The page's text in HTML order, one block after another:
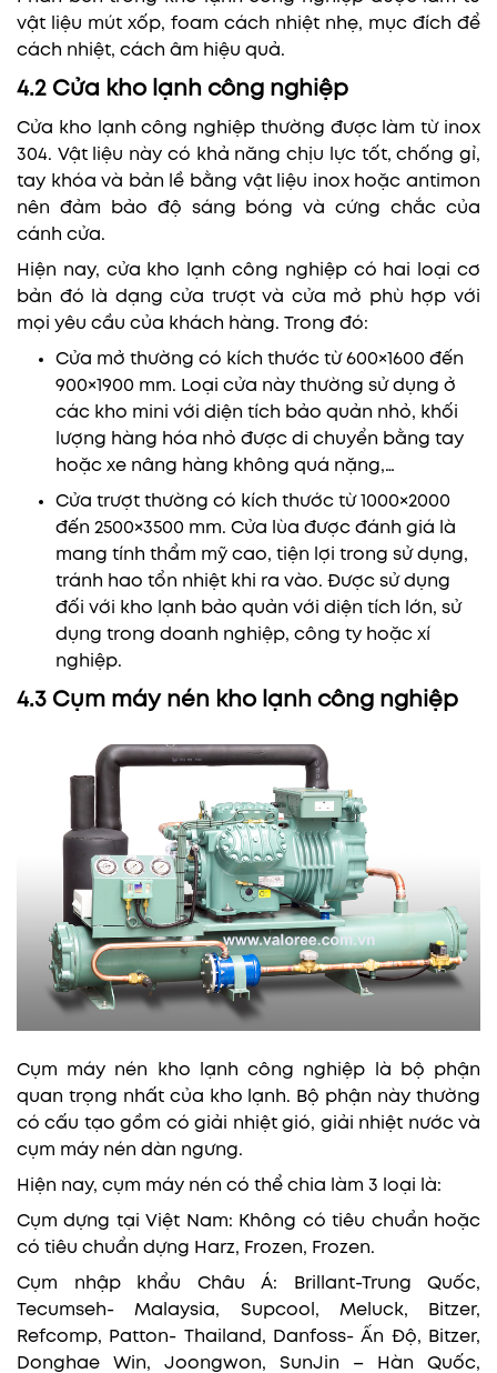
vật liệu mút xốp, foam cách nhiệt nhẹ, mục đích để
cách nhiệt, cách âm hiệu quả.
4.2 Cửa kho lạnh công nghiệp
Cửa kho lạnh công nghiệp thường được làm từ inox
304. Vật liệu này có khả năng chịu lực tốt, chống gỉ,
tay khóa và bản lề bằng vật liệu inox hoặc antimon
nên đảm bảo độ sáng bóng và cứng chắc của
cánh cửa.
Hiện nay, cửa kho lạnh công nghiệp có hai loại cơ
bản đó là dạng cửa trượt và cửa mở phù hợp với
mọi yêu cầu của khách hàng. Trong đó:
Cửa mở thường có kích thước từ 600×1600 đến
900×1900 mm. Loại cửa này thường sử dụng ở
các kho mini với diện tích bảo quản nhỏ, khối
lượng hàng hóa nhỏ được di chuyển bằng tay
hoặc xe nâng hàng không quá nặng,…
Cửa trượt thường có kích thước từ 1000×2000
đến 2500×3500 mm. Cửa lùa được đánh giá là
mang tính thẩm mỹ cao, tiện lợi trong sử dụng,
tránh hao tổn nhiệt khi ra vào. Được sử dụng
đối với kho lạnh bảo quản với diện tích lớn, sử
dụng trong doanh nghiệp, công ty hoặc xí
nghiệp.
4.3 Cụm máy nén kho lạnh công nghiệp
Cụm máy nén kho lạnh công nghiệp là bộ phận
quan trọng nhất của kho lạnh. Bộ phận này thường
có cấu tạo gồm có giải nhiệt gió, giải nhiệt nước và
cụm máy nén dàn ngưng.
Hiện nay, cụm máy nén có thể chia làm 3 loại là:
Cụm dựng tại Việt Nam: Không có tiêu chuẩn hoặc
có tiêu chuẩn dựng Harz, Frozen, Frozen.
Cụm nhập khẩu Châu Á: Brillant-Trung Quốc,
Tecumseh- Malaysia, Supcool, Meluck, Bitzer,
Refcomp, Patton- Thailand, Danfoss- Ấn Độ, Bitzer,
Donghae Win, Joongwon, SunJin – Hàn Quốc,